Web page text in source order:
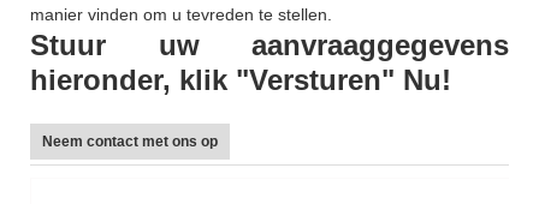
manier vinden om u tevreden te stellen.
Stuur uw aanvraaggegevens
hieronder, klik "Versturen" Nu!
Neem contact met ons op